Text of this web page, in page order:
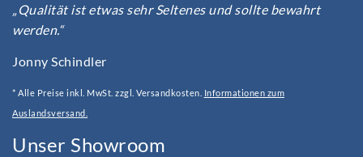
„Qualität ist etwas sehr Seltenes und sollte bewahrt
werden.“
Jonny Schindler
* Alle Preise inkl. MwSt. zzgl. Versandkosten. Informationen zum
Auslandsversand.
Unser Showroom